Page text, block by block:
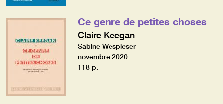
Ce genre de petites choses
Claire Keegan
Sabine Wespieser
novembre 2020
118 p.